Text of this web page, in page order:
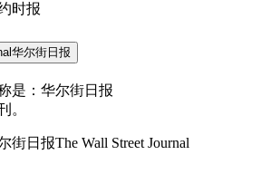
时报
华尔街日报
是：华尔街日报
。
日报The Wall Street Journal